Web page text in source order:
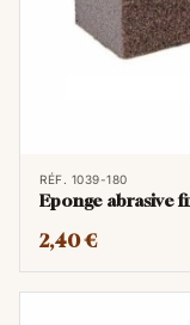
RÉF. 1039-180
Eponge abrasive
2,40 €